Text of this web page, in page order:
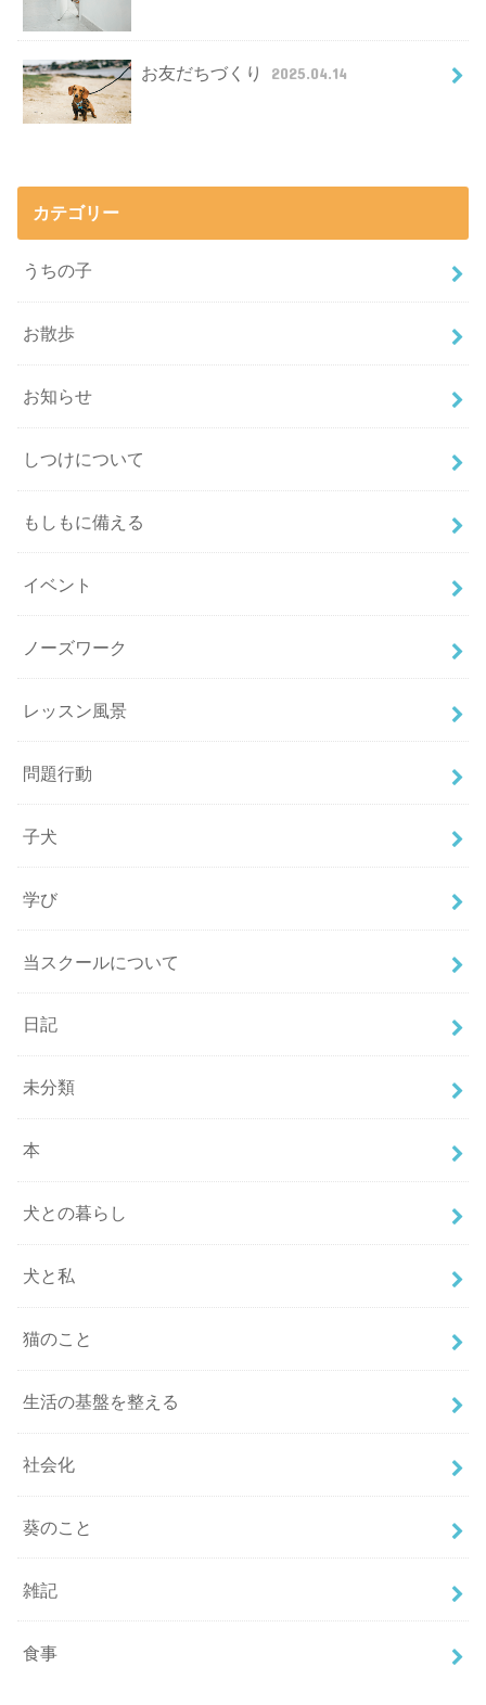
お友だちづくり 2025.04.14
カテゴリー
うちの子
お散歩
お知らせ
しつけについて
もしもに備える
イベント
ノーズワーク
レッスン風景
問題行動
子犬
学び
当スクールについて
日記
未分類
本
犬との暮らし
犬と私
猫のこと
生活の基盤を整える
社会化
葵のこと
雑記
食事